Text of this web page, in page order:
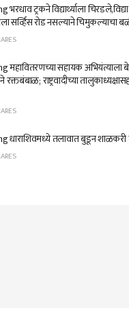
भरधाव ट्रकने विद्यार्थ्याला
सर्व्हिस रोड नसल्याने चिमुकल्याचा
महावितरणच्या सहायक अभियंत्याला
रक्तबंबाळ; राष्ट्रवादीच्या
धाराशिवमध्ये तलावात बुडून शाळकरी